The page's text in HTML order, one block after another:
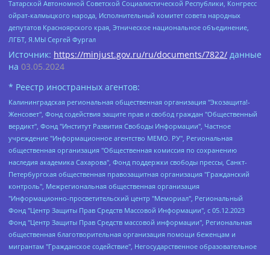
Татарской Автономной Советской Социалистической Республики, Конгресс
ойрат-калмыцкого народа, Исполнительный комитет совета народных
депутатов Красноярского края, Этническое национальное объединение,
ЛГБТ, Я.МЫ Сергей Фургал
Источник: https://minjust.gov.ru/ru/documents/7822/ данные
на 03.05.2024
* Реестр иностранных агентов:
Калининградская региональная общественная организация "Экозащита!-Женсовет", Фонд содействия защите прав и свобод граждан "Общественный вердикт", Фонд "Институт Развития Свободы Информации", Частное учреждение "Информационное агентство МЕМО. РУ", Региональная общественная организация "Общественная комиссия по сохранению наследия академика Сахарова", Фонд поддержки свободы прессы, Санкт-Петербургская общественная правозащитная организация "Гражданский контроль", Межрегиональная общественная организация "Информационно-просветительский центр "Мемориал", Региональный Фонд "Центр Защиты Прав Средств Массовой Информации", с 05.12.2023 Фонд "Центр Защиты Прав Средств массовой информации", Региональная общественная благотворительная организация помощи беженцам и мигрантам "Гражданское содействие", Негосударственное образовательное учреждение дополнительного профессионального образования (повышение квалификации) специалистов "АКАДЕМИЯ ПО ПРАВАМ ЧЕЛОВЕКА", Свердловская региональная общественная организация "Сутяжник", Автономная некоммерческая организация "Центр независимых социологических исследований", Союз общественных объединений "Российский исследовательский центр по правам человека", Региональное общественное учреждение научно-информационный центр "МЕМОРИАЛ", Некоммерческая организация "Фонд защиты гласности", Автономная некоммерческая организация "Институт прав человека", Городская общественная организация "Екатеринбургское общество "МЕМОРИАЛ", Городская общественная организация "Рязанское историко-просветительское и правозащитное общество "Мемориал" (Рязанский Мемориал), Челябинский региональный орган общественной самодеятельности – женское общественное объединение "Женщины Евразии", Челябинский региональный орган общественной самодеятельности "Уральская правозащитная группа", Фонд содействия защите здоровья и социальной справедливости имени Андрея Рылькова, Автономная Некоммерческая Организация "Аналитический Центр Юрия Левады", Автономная некоммерческая организация социальной поддержки населения "Проект Апрель", Региональная общественная организация помощи женщинам и детям, находящимся в кризисной ситуации "Информационно-методический центр "Анна", Фонд содействия развитию массовых коммуникаций и правовому просвещению "Так-так-Так", Фонд содействия устойчивому развитию "Серебряная тайга", Свердловский региональный общественный фонд социальных проектов "Новое время", "Idel.Реалии", Кавказ.Реалии, Крым.Реалии, Телеканал Настоящее Время, Татаро-башкирская служба Радио Свобода (Azatliq Radiosi), Радио Свободная Европа/Радио Свобода (PCE/PC), "Сибирь.Реалии", "Фактограф", Благотворительный фонд помощи осужденным и их семьям, Автономная некоммерческая организация "Институт глобализации и социальных движений", Фонд "В защиту прав заключенных", Частное учреждение "Центр поддержки и содействия развитию средств массовой информации", Пензенский региональный общественный благотворительный фонд "Гражданский союз", "Север.Реалии", Некоммерческая организация Фонд "Правовая инициатива", Общество с ограниченной ответственностью "Радио Свободная Европа/Радио Свобода", Чешское информационное агентство "MEDIUM-ORIENT", Красноярская региональная общественная организация "Мы против СПИДа", Камалягин Денис Николаевич, Маркелов Сергей Евгеньевич, Пономарев Лев Александрович, Савицкая Людмила Алексеевна, Автономная некоммерческая организация "Центр по работе с проблемой насилия "НАСИЛИЮ.НЕТ", Межрегиональный профессиональный союз работников здравоохранения "Альянс врачей", Юридическое лицо, зарегистрированное в Латвийской Республике, SIA "Medusa Project" (регистрационный номер 40103797863, дата регистрации 10.06.2014), Некоммерческая организация "Фонд по борьбе с коррупцией", Автономная некоммерческая организация "Институт права и публичной политики", Баданин Роман Сергеевич, Гликин Максим Александрович, Железнова Мария Михайловна, Лукьянова Юлия Сергеевна, Маетная Елизавета Витальевна, Маняхин Петр Борисович, Чуракова Ольга Владимировна, Ярош Юлия Петровна, Юридическое лицо "The Insider SIA", зарегистрированное в Риге, Латвийская Республика (дата регистрации 26.06.2015), являющееся администратором доменного имени интернет-издания "The Insider SIA", https://theins.ru, Постернак Алексей Евгеньевич, Рубин Михаил Аркадьевич, Анин Роман Александрович, Юридическое лицо Istories fonds, зарегистрированное в Латвийской Республике (регистрационный номер 50008295751, дата регистрации 24.02.2020), Великовский Дмитрий Александрович, Долинина Ирина Николаевна, Мароховская Алеся Алексеевна, Шлейнов Роман Юрьевич, Шмагун Олеся Валентиновна, Общество с ограниченной ответственностью "Альтаир 2021", Общество с ограниченной ответственностью "Вега 2021", Общество с ограниченной ответственностью "Главный редактор 2021", Общество с ограниченной ответственностью "Ромашки монолит", Важенков Артем Валерьевич, Ивановская областная общественная организация "Центр гендерных исследований", Гурман Юрий Альбертович, Медиапроект "ОВД-Инфо", Егоров Владимир Владимирович, Жилинский Владимир Александрович, Общество с ограниченной ответственностью "ЗП", Иванова София Юрьевна, Карезина Инна Павловна, Кильтау Екатерина Викторовна, Петров Алексей Викторович, Пискунов Сергей Евгеньевич, Смирнов Сергей Сергеевич, Тихонов Михаил Сергеевич, Общество с ограниченной ответственностью "ЖУРНАЛИСТ-ИНОСТРАННЫЙ АГЕНТ", Арапова Галина Юрьевна, Вольтская Татьяна Анатольевна, Американская компания "Mason G.E.S. Anonymous Foundation" (США), являющаяся владельцем интернет-издания https://mnews.world/, Компания "Stichting Bellingcat", зарегистрированная в Нидерландах (дата регистрации 11.07.2018), Захаров Андрей Вячеславович, Клепиковская Екатерина Дмитриевна, Общество с ограниченной ответственностью "МЕМО", Перл Роман Александрович, Симонов Евгений Алексеевич, Соловьева Елена Анатольевна, Сотников Даниил Владимирович, Сурначева Елизавета Дмитриевна, Автономная некоммерческая организация по защите прав человека и информированию населения "Якутия – Наше Мнение", Общество с ограниченной ответственностью "Москоу диджитал медиа", с 26.01.2023 Общество с ограниченной ответственностью "Чайка Белые сады", Ветошкина Валерия Валерьевна, Заговора Максим Александрович, Межрегиональное общественное движение "Российская ЛГБТ - сеть", Оленичев Максим Владимирович, Павлов Иван Юрьевич, Скворцова Елена Сергеевна, Общество с ограниченной ответственностью "Как бы инагент", Кочетков Игорь Викторович, Общество с ограниченной ответственностью "Честные выборы", Еланчик Олег Александрович, Общество с ограниченной ответственностью "Нобелевский призыв", Гималова Регина Эмилевна, Григорьев Андрей Валерьевич, Григорьева Алина Александровна, Ассоциация по содействию защите прав призывников, альтернативнослужащих и военнослужащих "Правозащитная группа "Гражданин.Армия.Право", Хисамова Регина Фаритовна, Автономная некоммерческая организация по реализации социально-правовых программ "Лилит", Дальневосточное общественное движение "Маяк", Санкт-Петербургская ЛГБТ-инициативная группа "Выход", Инициативная группа ЛГБТ+ "Реверс", Алексеев Андрей Викторович, Бекбулатова Таисия Львовна, Беляев Иван Михайлович, Владыкина Елена Сергеевна, Гельман Марат Александрович, Никульшина Вероника Юрьевна, Толоконникова Надежда Андреевна, Шендерович Виктор Анатольевич, Общество с ограниченной ответственностью "Данное сообщение", Общество с ограниченной ответственностью Издательский дом "Новая глава", Айнбиндер Александра Александровна, Московский комьюнити-центр для ЛГБТ+инициатив, Благотворительный фонд развития филантропии, Deutsche Welle (Германия, Kurt-Schumacher-Strasse 3, 53113 Bonn), Борзунова Мария Михайловна, Воробьев Виктор Викторович, Голубева Анна Львовна, Константинова Алла Михайловна, Малкова Ирина Владимировна, Мурадов Мурад Абдулгалимович, Осетинская Елизавета Николаевна, Понасенков Евгений Николаевич, Ганапольский Матвей Юрьевич, Киселев Евгений Алексеевич, Борухович Ирина Григорьевна, Дремин Иван Тимофеевич, Дубровский Дмитрий Викторович, Красноярская региональная общественная организация поддержки и развития альтернативных образовательных технологий и межкультурных коммуникаций "ИНТЕРРА", Маяковская Екатерина Алексеевна, Фейгин Марк Захарович, Филимонов Андрей Викторович, Дзугкоева Регина Николаевна, Доброхотов Роман Александрович, Дудь Юрий Александрович, Елкин Сергей Владимирович, Кругликов Кирилл Игоревич, Сабунаева Мария Леонидовна, Семенов Алексей Владимирович, Шаинян Карен Багратович, Шульман Екатерина Михайловна, Асафьев Артур Валерьевич, Вахштайн Виктор Семенович, Венедиктов Алексей Алексеевич, Лушникова Екатерина Евгеньевна, Волков Леонид Михайлович, Невзоров Александр Глебович, Пархоменко Сергей Борисович, Сироткин Ярослав Николаевич, Кара-Мурза Владимир Владимирович, Баранова Наталья Владимировна, Гозман Леонид Яковлевич, Кагарлицкий Борис Юльевич, Климарев Михаил Валерьевич, Милов Владимир Станиславович, Автономная некоммерческая организация Краснодарский центр современного искусства "Типография", Моргенштерн Алишер Тагирович, Соболь Любовь Эдуардовна, Общество с ограниченной ответственностью "ЛИЗА НОРМ", Каспаров Гарри Кимович, Ходорковский Михаил Борисович, Общество с ограниченной ответственностью "Апрельские тезисы", Данилович Ирина Брониславовна, Кашин Олег Владимирович, Петров Николай Владимирович, Пивоваров Алексей Владимирович, Соколов Михаил Владимирович, Цветкова Юлия Владимировна, Чичваркин Евгений Александрович, Комитет против пыток/Команда против пыток, Общество с ограниченной ответственностью "Первый научный", Общество с ограниченной ответственностью "Вертолет и ко", Белоцерковская Вероника Борисовна, Кац Максим Евгеньевич, Лазарева Татьяна Юрьевна, Шаведдинов Руслан Табризович, Яшин Илья Валерьевич, Общество с ограниченной ответственностью "Иноагент ААВ", Алешковский Дмитрий Петрович, Альбац Евгения Марковна, Быков Дмитрий Львович, Галямина Юлия Евгеньевна, Лойко Сергей Леонидович, Мартынов Кирилл Константинович, Медведев Сергей Александрович, Крашенинников Федор Геннадиевич, Гордеева Катерина Вл